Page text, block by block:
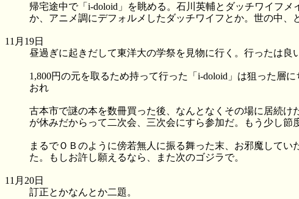
帰宅途中で「i-doloid」を眺める。石川英輔とダッチワイフ
か、アニメ調にデフォルメしたダッチワイフとか。世の中、
11月19日
昼過ぎに起きだして東洋大の学祭を見物に行く。行ったは良
1,800円の元を取るため持って行った「i-doloid」は狙った層
おれ
古本市で謎の本を数冊買った後、なんとなくその場に居続
が休みだからって二次会、三次会にすら参加だ。もう少し節
まるでＯＢのように傍若無人に振る舞った末、お邪魔して
た。もしお許し願えるなら、また次のゴジラで。
11月20日
訂正とかなんとか二題。